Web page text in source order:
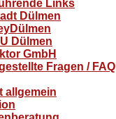
Links
Dülmen
Dülmen
GmbH
Fragen / FAQ
allgemein